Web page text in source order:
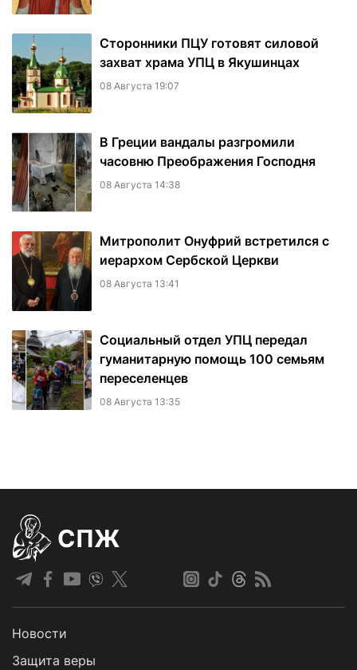
Сторонники ПЦУ готовят силовой
захват храма УПЦ в Якушинцах
08 Августа 19:07
В Греции вандалы разгромили
часовню Преображения Господня
08 Августа 14:38
Митрополит Онуфрий встретился с
иерархом Сербской Церкви
08 Августа 13:41
Социальный отдел УПЦ передал
гуманитарную помощь 100 семьям
переселенцев
08 Августа 13:35
СПЖ
Новости
Защита веры